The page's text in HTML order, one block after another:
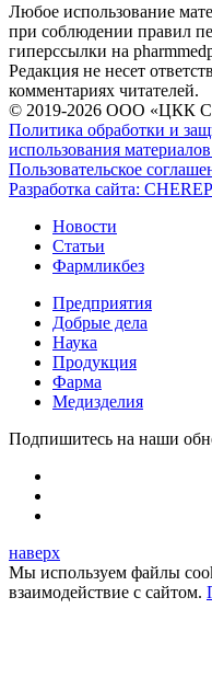
Любое использование
при соблюдении правил
гиперссылки на
Редакция не несет
комментариях читателей.
© 2019-2026 ООО «ЦКК
Политика обработки и
использования
Пользовательское
Разработка сайта:
Новости
Статьи
Фармликбез
Предприятия
Добрые дела
Наука
Продукция
Фарма
Медизделия
Подпишитесь на наши
наверх
Мы используем файлы
взаимодействие с сайтом.